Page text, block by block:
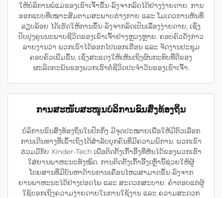
ໃຫ້ບໍລິການພໍ່ແມ່ຂອງເຂົາເຈົ້າຂຶ້ນ-ລົງຈາກລົດໄດ້ຢ່າງງ່າຍດາຍ. ການ
ອອກແບບທີ່ເໝາະສົມຕາມສະພາບຮ່າງກາຍ ແລະ ໂມເດວການຫັນທີ່
ລຽບລ້ອຍ ໄດ້ເຮັດໃຫ້ການຂຶ້ນ-ລົງຈາກລົດເປັນເລື່ອງງ່າຍດາຍ, ເຊິ່ງ
ປັບປຸງຄຸນນະພາບຊີວິດຂອງເຂົາເຈົ້າຢ່າງຫຼວງຫຼາຍ. ຄອບຄົວດັ່ງກ່າວ
ລາຍງານວ່າ ພວກເຂົາໄດ້ອອກໄປນອກເຮືອນ ແລະ ຈັດງານປະຊຸມ
ຄອບຄົວເພີ່ມຂຶ້ນ, ເຊິ່ງສະແດງໃຫ້ເຫັນເຖິງຜົນກະທົບທີ່ດີຂອງ
ຜະລິດຕະພັນຂອງພວກເຮົາຕໍ່ຊີວິດປະຈຳວັນຂອງເຂົາເຈົ້າ.
ການສະໜັບສະໜູນບໍລິການຂົນສົ່ງທ້ອງຖິ່ນ
ບໍລິການຂົນສົ່ງທ້ອງຖິ່ນໃນປັກກິ່ງ ມີຈຸດປະໝາຍເພື່ອໃຫ້ມີຕົວເລືອກ
ການເດີນທາງທີ່ເຂົ້າເຖິງໄດ້ສຳລັບບຸກຄົນທີ່ມີຄວາມພິການ. ພວກເຂົາ
ຮ່ວມມືກັບ Xinder-Tech ເພື່ອຕິດຕັ້ງເກົ້າອີ້ງທີ່ຫັນໄດ້ຂອງພວກເຮົາ
ໃສ່ຍານພາຫະນະທັງໝົດ. ການຕິດຕັ້ງເກົ້າອີ້ງເຫຼົ່ານີ້ຊ່ວຍໃຫ້ຜູ້
ໂດຍສານທີ່ມີບັນຫາດ້ານການເຄື່ອນໄຫວສາມາດຂຶ້ນ-ລົງຈາກ
ຍານພາຫະນະໄດ້ຢ່າງປອດໄພ ແລະ ສະດວກສະບາຍ. ຄຳຕອບແຕ່ຜູ້
ໃຊ້ບອກເຖິງຄວາມງ່າຍດາຍໃນການໃຊ້ງານ ແລະ ຄວາມສະດວກ